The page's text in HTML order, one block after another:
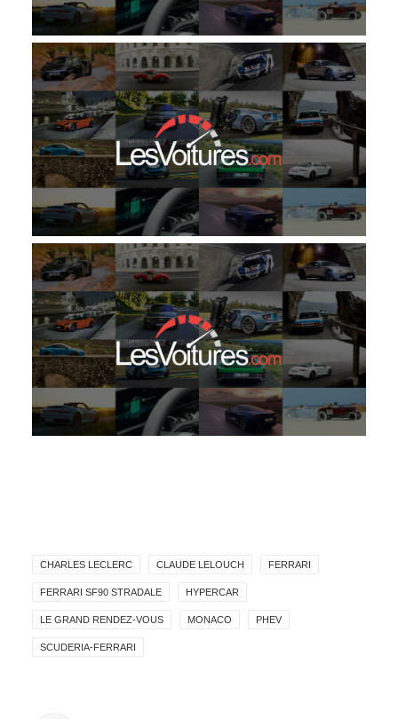
CHARLES LECLERC CLAUDE LELOUCH FERRARI
FERRARI SF90 STRADALE HYPERCAR
LE GRAND RENDEZ-VOUS MONACO PHEV
SCUDERIA-FERRARI